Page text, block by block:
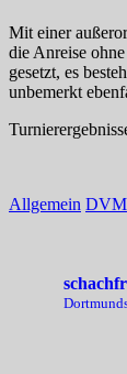
Mit einer
die Anreise
gesetzt, es
unbemerkt
Allgemein DVM